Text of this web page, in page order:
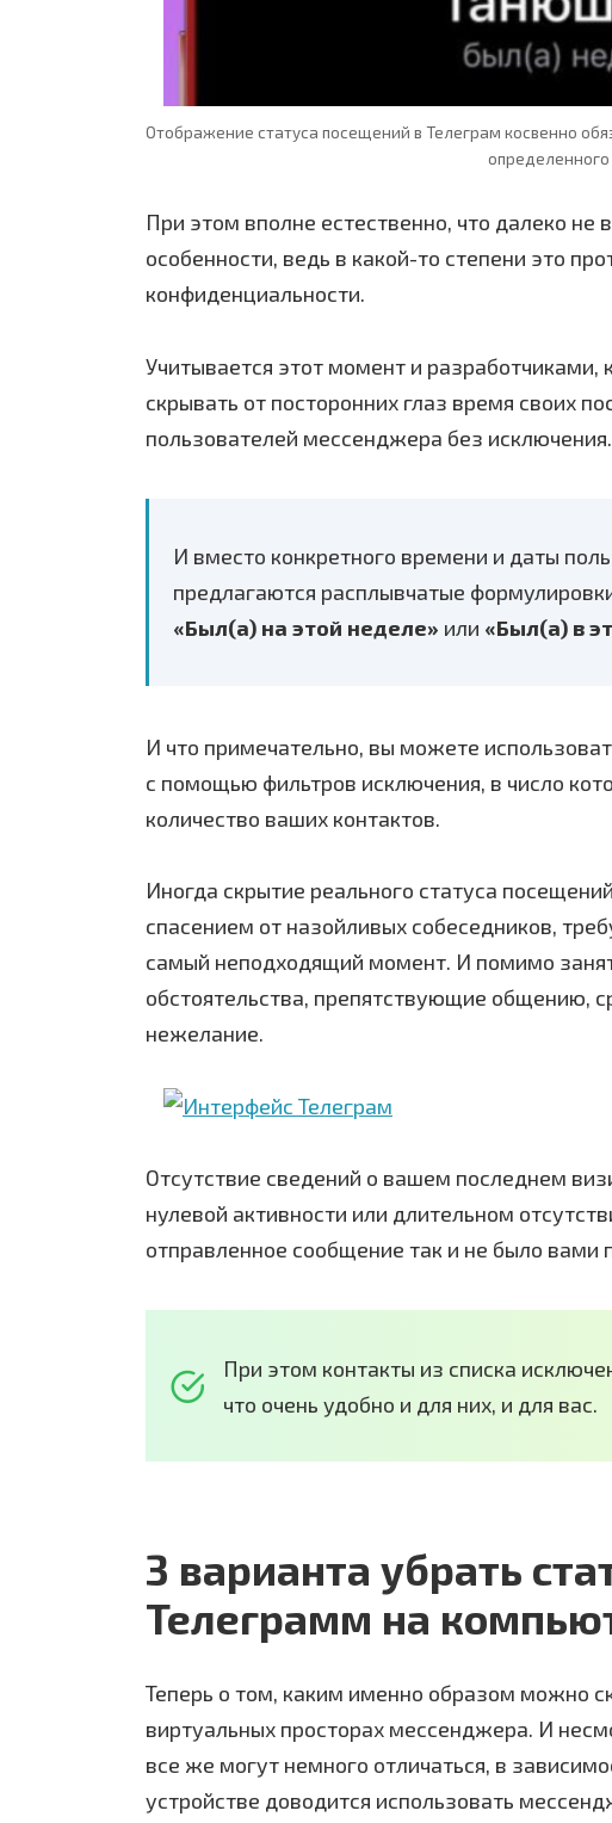
Отображение статуса посещений в Телеграм косвенно
определенного
При этом вполне естественно, что далеко не
особенности, ведь в какой-то степени это
конфиденциальности.
Учитывается этот момент и
скрывать от посторонних глаз время своих
пользователей мессенджера без исключения.
И вместо конкретного времени и даты
предлагаются расплывчатые
«Был(а) на этой неделе» или «Был(а) в
И что примечательно, вы можете
с помощью фильтров исключения, в число
количество ваших контактов.
Иногда скрытие реального статуса
спасением от назойливых собеседников,
самый неподходящий момент. И помимо
обстоятельства, препятствующие общению,
нежелание.
Отсутствие сведений о вашем последнем
нулевой активности или длительном
отправленное сообщение так и не было вами
При этом контакты из списка
что очень удобно и для них, и для вас.
3 варианта убрать
Телеграмм на
Теперь о том, каким именно образом можно
виртуальных просторах мессенджера. И
все же могут немного отличаться, в
устройстве доводится использовать